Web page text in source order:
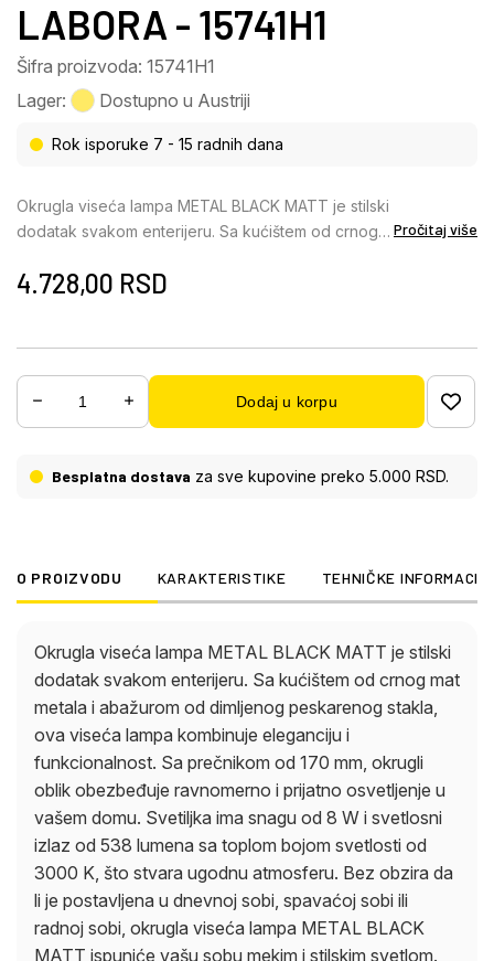
LABORA - 15741H1
Šifra proizvoda: 15741H1
Lager:
Dostupno u Austriji
Rok isporuke 7 - 15 radnih dana
Okrugla viseća lampa METAL BLACK MATT je stilski
dodatak svakom enterijeru. Sa kućištem od crnog
stakla, ova viseća lampa kombinuje eleganciju i
svetlosni izlaz od 538 lumena sa toplom bojom
svetlosti od 3000 K, što stvara ugodnu atmosferu.
Bez obzira da li je postavljena u dnevnoj sobi,
METAL BLACK MATT ispuniće vašu sobu mekim i
Pročitaj više
4.728,00 RSD
Dodaj u korpu
Besplatna dostava za sve kupovine preko 5.000 RSD.
O PROIZVODU KARAKTERISTIKE TEHNIČKE
Okrugla viseća lampa METAL BLACK MATT je stilski
dodatak svakom enterijeru. Sa kućištem od crnog mat
metala i abažurom od dimljenog peskarenog stakla,
ova viseća lampa kombinuje eleganciju i
funkcionalnost. Sa prečnikom od 170 mm, okrugli
oblik obezbeđuje ravnomerno i prijatno osvetljenje u
vašem domu. Svetiljka ima snagu od 8 W i svetlosni
izlaz od 538 lumena sa toplom bojom svetlosti od
3000 K, što stvara ugodnu atmosferu. Bez obzira da
li je postavljena u dnevnoj sobi, spavaćoj sobi ili
radnoj sobi, okrugla viseća lampa METAL BLACK
MATT ispuniće vašu sobu mekim i stilskim svetlom.